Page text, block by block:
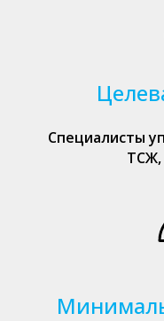
Специалисты